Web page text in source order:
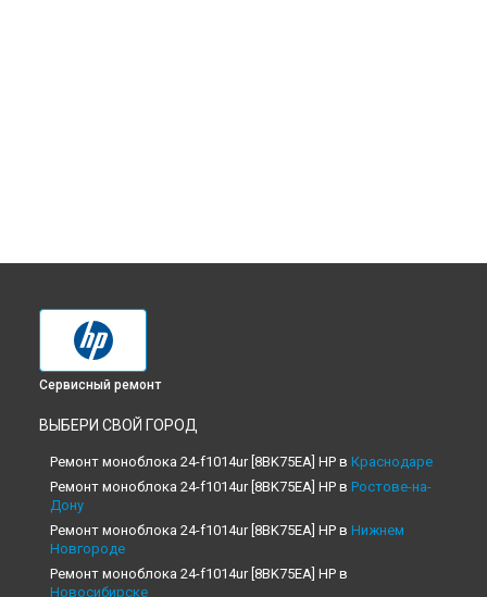
Сервисный ремонт
ВЫБЕРИ СВОЙ ГОРОД
Ремонт моноблока 24-f1014ur [8BK75EA] HP в Краснодаре
Ремонт моноблока 24-f1014ur [8BK75EA] HP в Ростове-на-
Дону
Ремонт моноблока 24-f1014ur [8BK75EA] HP в Нижнем
Новгороде
Ремонт моноблока 24-f1014ur [8BK75EA] HP в
Новосибирске